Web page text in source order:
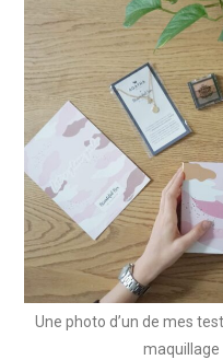
Une photo d’un de mes